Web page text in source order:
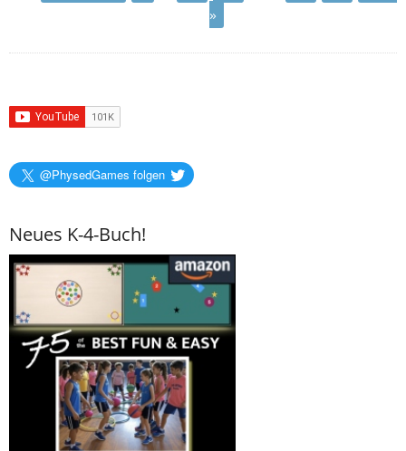
»
@PhysedGames folgen
Neues K-4-Buch!